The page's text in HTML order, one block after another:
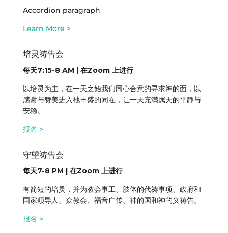
Accordion paragraph
Learn More >
培灵祷告会
每天7:15-8 AM | 在Zoom 上进行
以培灵为主，在一天之始我们同心合意的寻求神的面，以
感谢与赞美进入祂丰盛的同在，让一天充满属天的平静与
安稳。
报名 >
守望祷告会
每天7-8 PM | 在Zoom 上进行
有简短的培灵，并为教会事工、肢体的代祷事项、政府和
国家领导人、众教会、福音广传、神的国和神的义祷告。
报名 >